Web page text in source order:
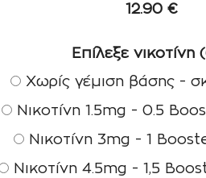
12.90 €
Επίλεξε νικοτίνη
Χωρίς γέμιση βάσης -
Νικοτίνη 1.5mg - 0.5
Νικοτίνη 3mg - 1
Νικοτίνη 4.5mg - 1,5